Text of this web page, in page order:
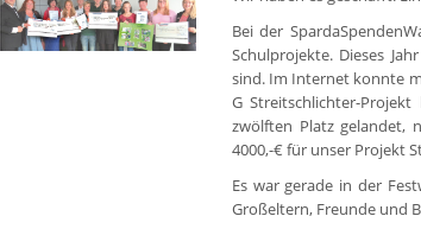
Bei der
Schulprojekte. Dieses
sind. Im Internet konnte
G Streitschlichter-
zwölften Platz gelandet,
4000,-€ für unser Projekt
Es war gerade in der
Großeltern, Freunde und